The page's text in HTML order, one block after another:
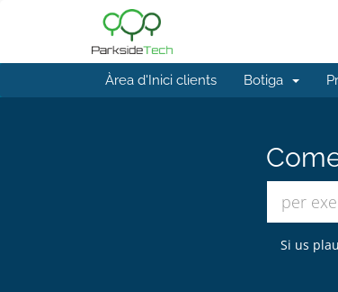
Àrea d'Inici clients Botiga
Si us